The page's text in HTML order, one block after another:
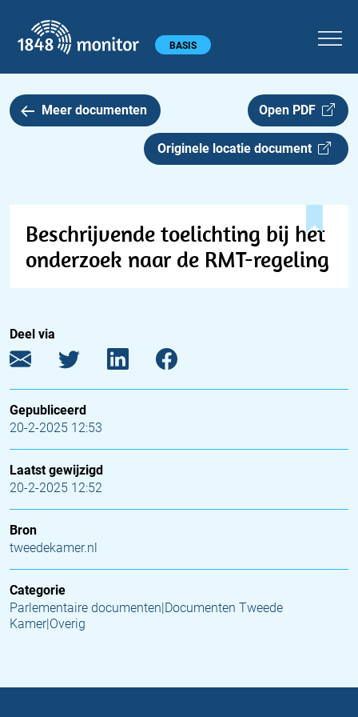
Hoofdmenu BASIS
Meer documenten Open PDF
Originele locatie document
Beschrijvende toelichting bij het
onderzoek naar de RMT-regeling
Deel via
Gepubliceerd
20-2-2025 12:53
Laatst gewijzigd
20-2-2025 12:52
Bron
tweedekamer.nl
Categorie
Parlementaire documenten|Documenten Tweede
Kamer|Overig